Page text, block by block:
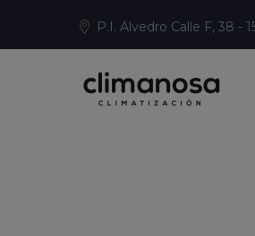
P.I. Alvedro Calle F, 38 -